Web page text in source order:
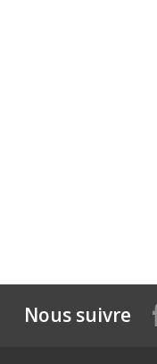
Nous suivre